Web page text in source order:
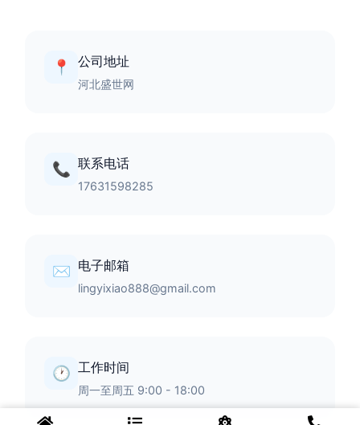
📍 公司地址
河北盛世网
📞 联系电话
17631598285
✉️ 电子邮箱
lingyixiao888@gmail.com
🕐 工作时间
周一至周五 9:00 - 18:00